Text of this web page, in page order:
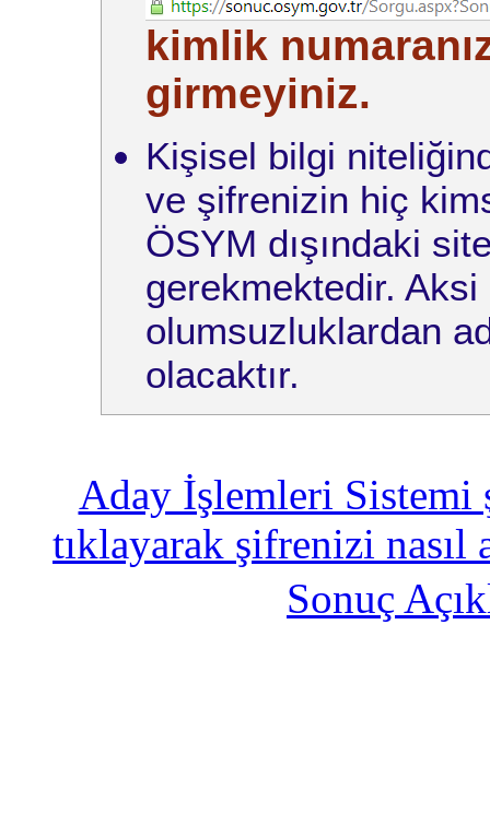
kimlik
girmeyiniz.
Kişisel bilgi
ve şifrenizin hiç
ÖSYM dışındaki
gerekmektedir.
olumsuzluklardan
olacaktır.
Aday İşlemleri Sistemi
tıklayarak şifrenizi
Sonuç